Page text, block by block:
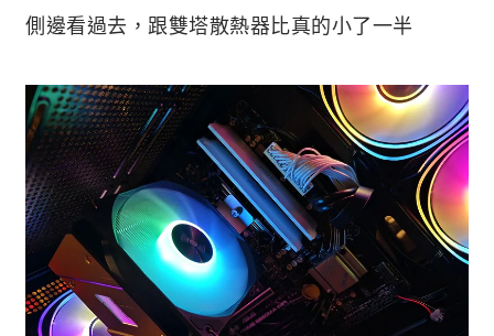
側邊看過去，跟雙塔散熱器比真的小了一半